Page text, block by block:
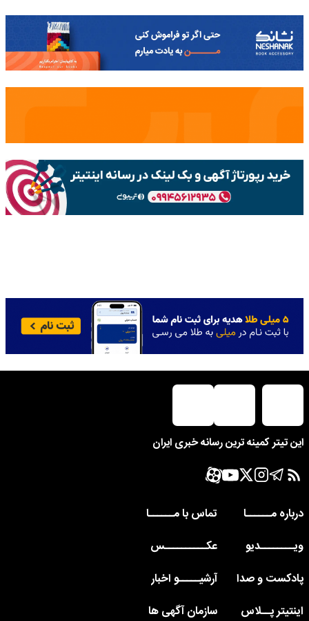
این تیتر کمینه ترین رسانه خبری ایران
درباره مــــــا
تماس با مــــــا
ویــــــــدیو
عکــــــــــس
پادکست و صدا
آرشیـــــو اخبار
اینتیتر پــلاس
سازمان آگهی ها